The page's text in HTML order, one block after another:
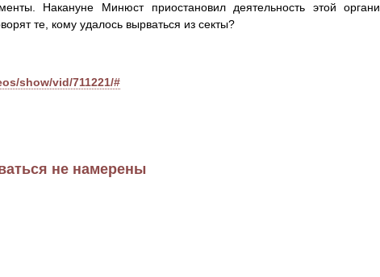
Накануне Минюст приостановил деятельность этой
те, кому удалось вырваться из секты?
show/vid/711221/#
не намерены